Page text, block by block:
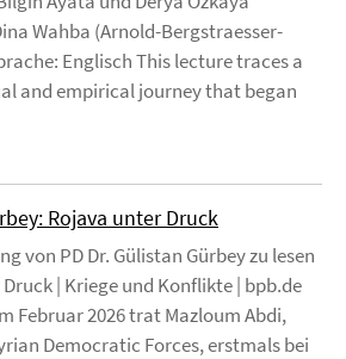
Wahba (Arnold-Bergstraesser-
Englisch This lecture traces a
and empirical journey that began
Rojava unter Druck
von PD Dr. Gülistan Gürbey zu lesen
| Kriege und Konflikte | bpb.de
Februar 2026 trat Mazloum Abdi,
Democratic Forces, erstmals bei